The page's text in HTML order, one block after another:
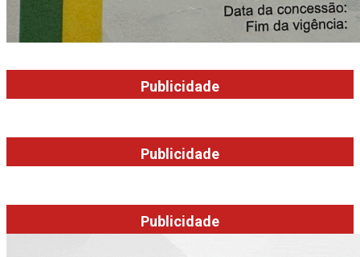
Publicidade
Publicidade
Publicidade